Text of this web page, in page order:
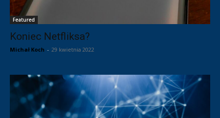
Featured
Koniec Netfliksa?
Michał Koch - 29 kwietnia 2022